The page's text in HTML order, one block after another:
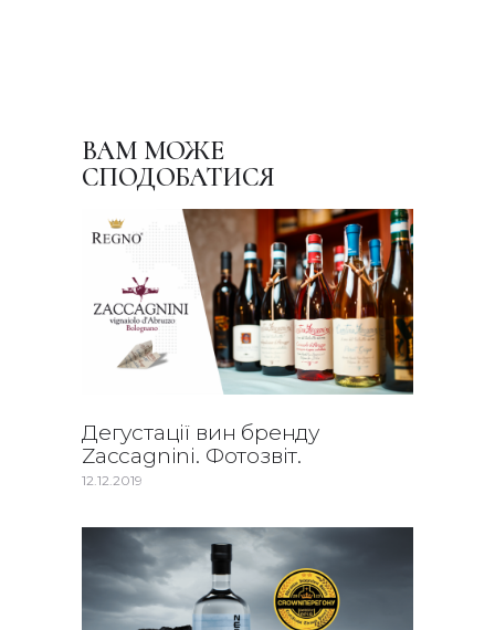
ВАМ МОЖЕ
СПОДОБАТИСЯ
Дегустації вин бренду
Zaccagnini. Фотозвіт.
12.12.2019